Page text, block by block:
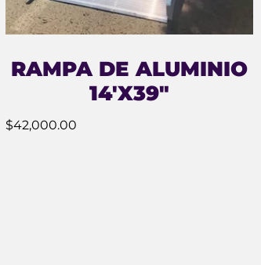
RAMPA DE ALUMINIO
14′X39″
$42,000.00